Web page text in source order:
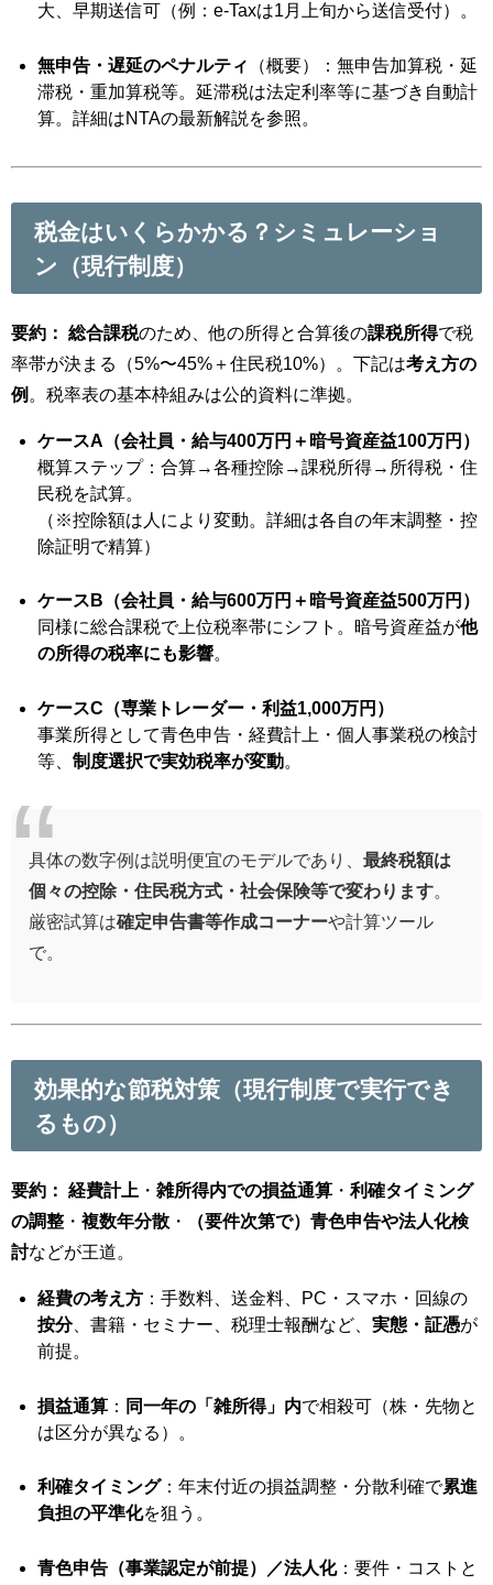
大、早期送信可（例：e-Taxは1月上旬から送信受付）。
無申告・遅延のペナルティ
（概要）：無申告加算税・延
滞税・重加算税等。延滞税は法定利率等に基づき自動計
算。詳細はNTAの最新解説を参照。
税金はいくらかかる？シミュレーショ
ン（現行制度）
要約： 総合課税のため、他の所得と合算後の課税所得で税
率帯が決まる（5%〜45%＋住民税10%）。下記は考え方の
例
。税率表の基本枠組みは公的資料に準拠。
ケースA（会社員・給与400万円＋暗号資産益100万円）
概算ステップ：合算→各種控除→課税所得→所得税・住
民税を試算。
（※控除額は人により変動。詳細は各自の年末調整・控
除証明で精算）
ケースB（会社員・給与600万円＋暗号資産益500万円）
同様に総合課税で上位税率帯にシフト。暗号資産益が他
の所得の税率にも影響。
ケースC（専業トレーダー・利益1,000万円）
事業所得として青色申告・経費計上・個人事業税の検討
等、 制度選択で実効税率が変動
具体の数字例は説明便宜のモデルであり、 最終税額は
個々の控除・住民税方式・社会保険等で変わります
厳密試算は確定申告書等作成コーナーや計算ツール
で。
効果的な節税対策（現行制度で実行でき
るもの）
要約： 経費計上 ・ 雑所得内での損益通算 ・ 利確タイミング
の調整 ・ 複数年分散 ・
（要件次第で）青色申告や法人化検
討などが王道。
経費の考え方 ：手数料、送金料、PC・スマホ・回線の
按分、書籍・セミナー、税理士報酬など、 実態・証憑が
前提。
損益通算 ： 同一年の「雑所得」内で相殺可（株・先物と
は区分が異なる）。
利確タイミング：年末付近の損益調整・分散利確で累進
負担の平準化を狙う。
青色申告（事業認定が前提）／法人化：要件・コストと